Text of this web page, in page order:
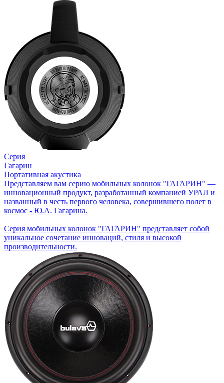
Серия
Гагарин
Портативная акустика
Представляем вам серию мобильных колонок "ГАГАРИН" —
инновационный продукт, разработанный компанией УРАЛ и
названный в честь первого человека, совершившего полет в
космос - Ю.А. Гагарина.
Серия мобильных колонок "ГАГАРИН" представляет собой
уникальное сочетание инноваций, стиля и высокой
производительности.